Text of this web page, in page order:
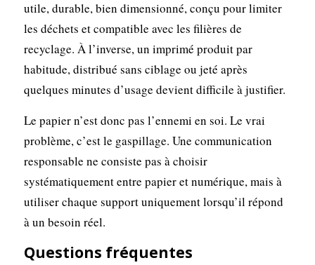
utile, durable, bien dimensionné, conçu pour limiter
les déchets et compatible avec les filières de
recyclage. À l’inverse, un imprimé produit par
habitude, distribué sans ciblage ou jeté après
quelques minutes d’usage devient difficile à justifier.
Le papier n’est donc pas l’ennemi en soi. Le vrai
problème, c’est le gaspillage. Une communication
responsable ne consiste pas à choisir
systématiquement entre papier et numérique, mais à
utiliser chaque support uniquement lorsqu’il répond
à un besoin réel.
Questions fréquentes